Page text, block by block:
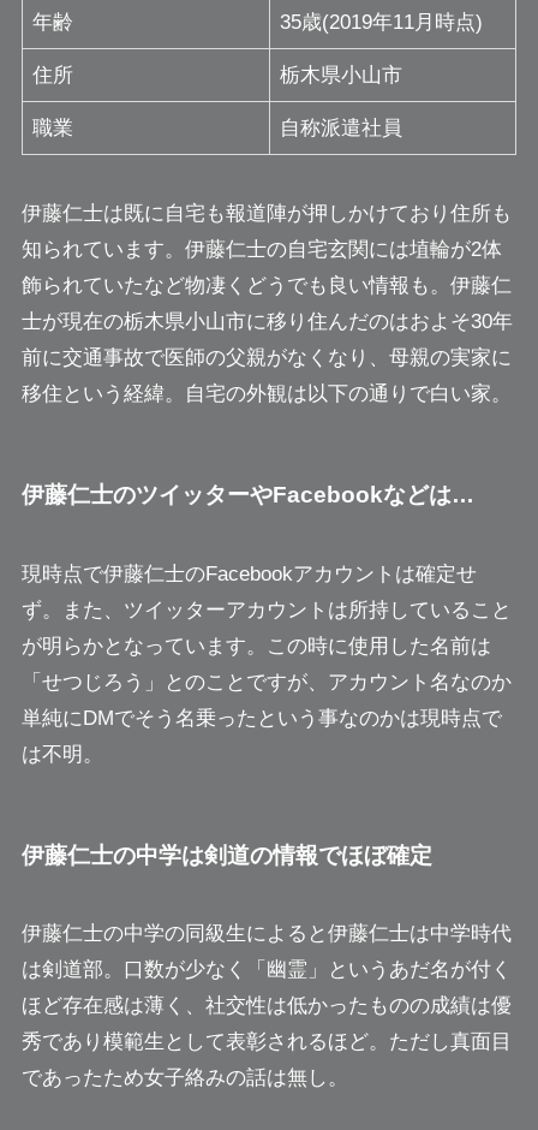
年齢 35歳(2019年11月時点)
住所 栃木県小山市
職業 自称派遣社員
伊藤仁士は既に自宅も報道陣が押しかけており住所も
知られています。伊藤仁士の自宅玄関には埴輪が2体
飾られていたなど物凄くどうでも良い情報も。 伊藤仁
士が現在の栃木県小山市に移り住んだのはおよそ30年
前に交通事故で医師の父親がなくなり、母親の実家に
移住という経緯。自宅の外観は以下の通りで白い家。
伊藤仁士のツイッターやFacebookなどは…
現時点で伊藤仁士のFacebookアカウントは確定せ
ず。また、ツイッターアカウントは所持していること
が明らかとなっています。この時に使用した名前は
「せつじろう」とのことですが、アカウント名なのか
単純にDMでそう名乗ったという事なのかは現時点で
は不明。
伊藤仁士の中学は剣道の情報でほぼ確定
伊藤仁士の中学の同級生によると伊藤仁士は中学時代
は剣道部。口数が少なく「幽霊」というあだ名が付く
ほど存在感は薄く、社交性は低かったものの成績は優
秀であり模範生として表彰されるほど。ただし真面目
であったため女子絡みの話は無し。